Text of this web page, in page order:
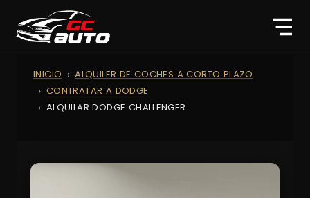
INICIO
ALQUILER DE COCHES A CORTO PLAZO
CONTRATAR A DODGE
ALQUILAR DODGE CHALLENGER